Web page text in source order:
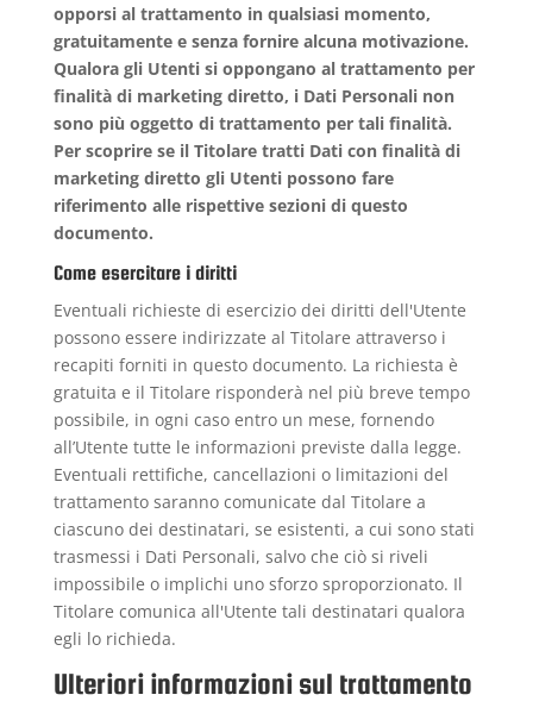
opporsi al trattamento in qualsiasi momento,
gratuitamente e senza fornire alcuna motivazione.
Qualora gli Utenti si oppongano al trattamento per
finalità di marketing diretto, i Dati Personali non
sono più oggetto di trattamento per tali finalità.
Per scoprire se il Titolare tratti Dati con finalità di
marketing diretto gli Utenti possono fare
riferimento alle rispettive sezioni di questo
documento.
Come esercitare i diritti
Eventuali richieste di esercizio dei diritti dell'Utente
possono essere indirizzate al Titolare attraverso i
recapiti forniti in questo documento. La richiesta è
gratuita e il Titolare risponderà nel più breve tempo
possibile, in ogni caso entro un mese, fornendo
all’Utente tutte le informazioni previste dalla legge.
Eventuali rettifiche, cancellazioni o limitazioni del
trattamento saranno comunicate dal Titolare a
ciascuno dei destinatari, se esistenti, a cui sono stati
trasmessi i Dati Personali, salvo che ciò si riveli
impossibile o implichi uno sforzo sproporzionato. Il
Titolare comunica all'Utente tali destinatari qualora
egli lo richieda.
Ulteriori informazioni sul trattamento